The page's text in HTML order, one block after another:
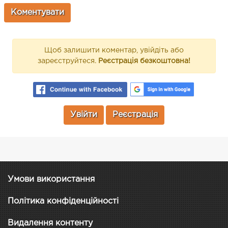
Щоб залишити коментар, увійдіть або
зареєструйтеся. Реєстрація безкоштовна!
Увійти Реєстрація
Умови використання
Політика конфіденційності
Видалення контенту